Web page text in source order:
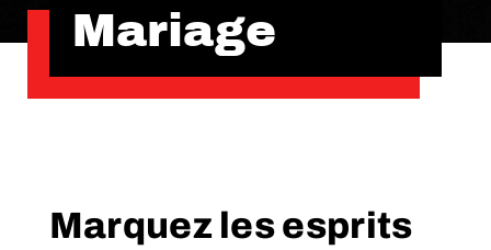
Mariage
Marquez les esprits